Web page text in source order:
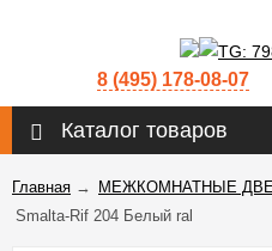
8 (495) 178-08-07
Каталог товаров
Главная → МЕЖКОМНАТНЫЕ
Smalta-Rif 204 Белый ral